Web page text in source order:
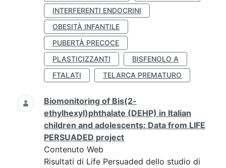
INTERFERENTI ENDOCRINI
OBESITÀ INFANTILE
PUBERTÀ PRECOCE
PLASTICIZZANTI
BISFENOLO A
FTALATI
TELARCA PREMATURO
Biomonitoring of Bis(2-
ethylhexyl)phthalate (DEHP) in Italian
children and adolescents: Data from LIFE
PERSUADED project
Contenuto Web
Risultati di Life Persuaded dello studio di